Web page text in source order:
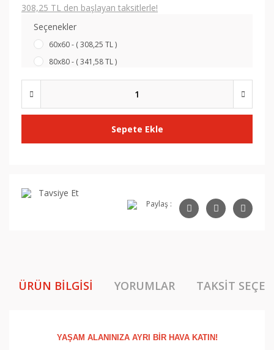
308,25 TL den başlayan taksitlerle!
Seçenekler
60x60 - ( 308,25 TL )
80x80 - ( 341,58 TL )
Sepete Ekle
Tavsiye Et
Paylaş :
ÜRÜN BILGISI YORUMLAR TAKSIT
YAŞAM ALANINIZA AYRI BİR HAVA KATIN!